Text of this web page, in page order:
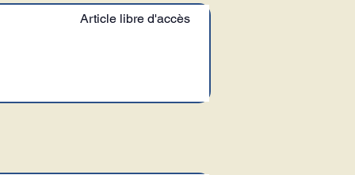
Article libre d'accès